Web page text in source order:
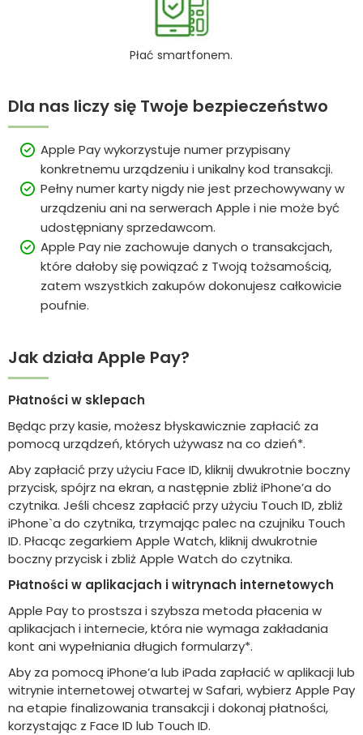
Płać smartfonem.
Dla nas liczy się Twoje bezpieczeństwo
Apple Pay wykorzystuje numer przypisany
konkretnemu urządzeniu i unikalny kod transakcji.
Pełny numer karty nigdy nie jest przechowywany w
urządzeniu ani na serwerach Apple i nie może być
udostępniany sprzedawcom.
Apple Pay nie zachowuje danych o transakcjach,
które dałoby się powiązać z Twoją tożsamością,
zatem wszystkich zakupów dokonujesz całkowicie
poufnie.
Jak działa Apple Pay?
Płatności w sklepach
Będąc przy kasie, możesz błyskawicznie zapłacić za
pomocą urządzeń, których używasz na co dzień*.
Aby zapłacić przy użyciu Face ID, kliknij dwukrotnie boczny
przycisk, spójrz na ekran, a następnie zbliż iPhone’a do
czytnika. Jeśli chcesz zapłacić przy użyciu Touch ID, zbliż
iPhone`a do czytnika, trzymając palec na czujniku Touch
ID. Płacąc zegarkiem Apple Watch, kliknij dwukrotnie
boczny przycisk i zbliż Apple Watch do czytnika.
Płatności w aplikacjach i witrynach internetowych
Apple Pay to prostsza i szybsza metoda płacenia w
aplikacjach i internecie, która nie wymaga zakładania
kont ani wypełniania długich formularzy*.
Aby za pomocą iPhone’a lub iPada zapłacić w aplikacji lub
witrynie internetowej otwartej w Safari, wybierz Apple Pay
na etapie finalizowania transakcji i dokonaj płatności,
korzystając z Face ID lub Touch ID.